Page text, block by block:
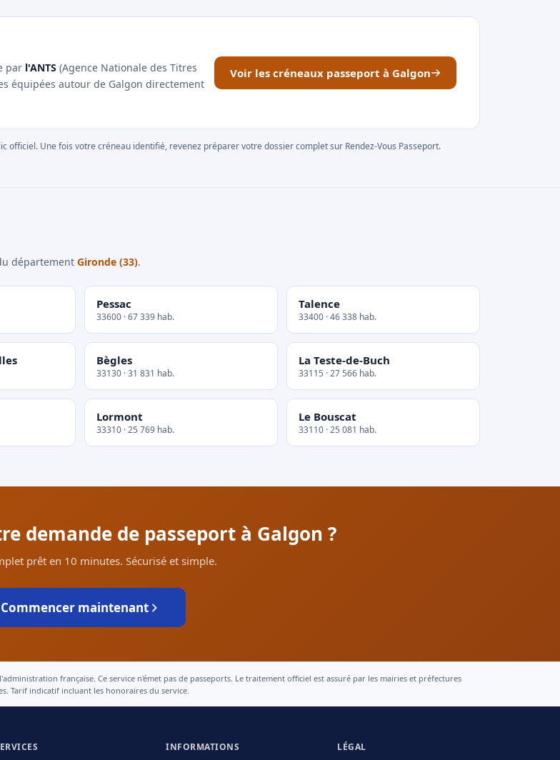
par l'ANTS (Agence Nationale des Titres
équipées autour de Galgon directement
Voir les créneaux passeport à Galgon
officiel. Une fois votre créneau identifié, revenez préparer votre dossier complet sur Rendez-Vous Passeport.
département Gironde (33).
Pessac
33600 · 67 339 hab.
Talence
33400 · 46 338 hab.
Bègles
33130 · 31 831 hab.
La Teste-de-Buch
33115 · 27 566 hab.
Lormont
33310 · 25 769 hab.
Le Bouscat
33110 · 25 081 hab.
demande de passeport à Galgon ?
prêt en 10 minutes. Sécurisé et simple.
Commencer maintenant
française. Ce service n'émet pas de passeports. Le traitement officiel est assuré par les mairies et préfectures
Tarif indicatif incluant les honoraires du service.
INFORMATIONS LÉGAL